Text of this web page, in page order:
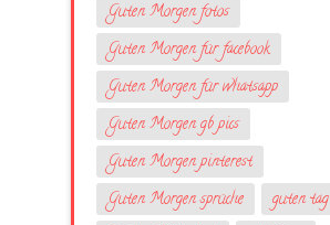
Guten Morgen fotos
Guten Morgen für facebook
Guten Morgen für whatsapp
Guten Morgen gb pics
Guten Morgen pinterest
Guten Morgen sprüche
guten tag